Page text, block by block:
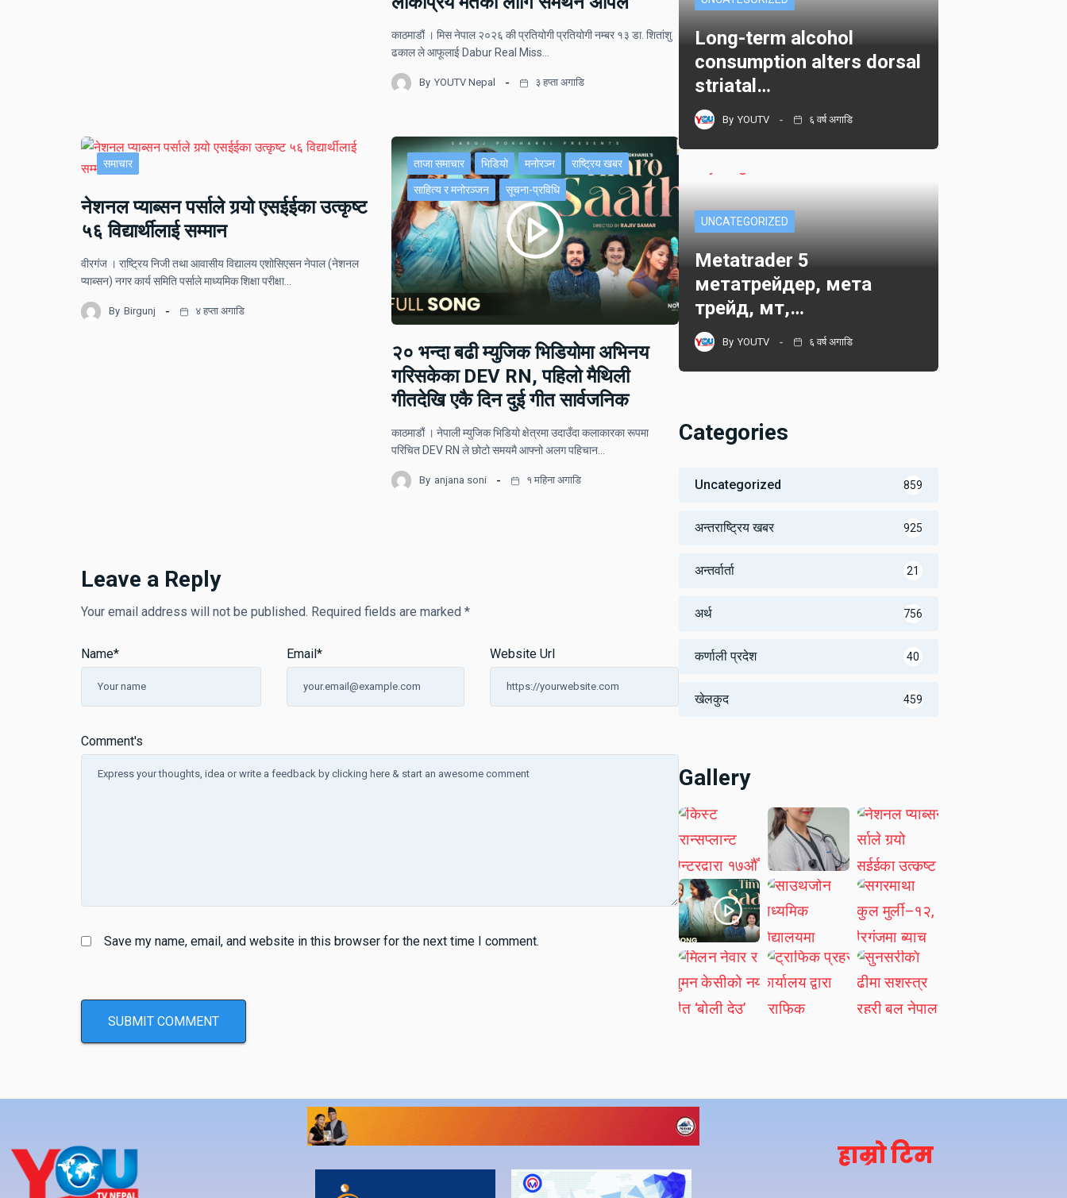
काठमाडौं । मिस नेपाल २०२६ की प्रतियोगी प्रतियोगी नम्बर १३ डा. शितांशु
ढकाल ले आफूलाई Dabur Real Miss…
By YOUTV Nepal ३ हप्ता अगाडि
समाचार
नेशनल प्याब्सन पर्साले गर्‍यो एसईईका उत्कृष्ट
५६ विद्यार्थीलाई सम्मान
वीरगंज । राष्ट्रिय निजी तथा आवासीय विद्यालय एशोसिएसन नेपाल (नेशनल
प्याब्सन) नगर कार्य समिति पर्साले माध्यमिक शिक्षा परीक्षा…
By Birgunj ४ हप्ता अगाडि
ताजा समाचार भिडियो मनोरञ्न राष्ट्रिय खबर
साहित्य र मनोरञ्जन सूचना-प्रविधि
२० भन्दा बढी म्युजिक भिडियोमा अभिनय
गरिसकेका DEV RN, पहिलो मैथिली
गीतदेखि एकै दिन दुई गीत सार्वजनिक
काठमाडौं । नेपाली म्युजिक भिडियो क्षेत्रमा उदाउँदा कलाकारका रूपमा
परिचित DEV RN ले छोटो समयमै आफ्नो अलग पहिचान…
By anjana soni १ महिना अगाडि
Leave a Reply
Your email address will not be published. Required fields are marked *
Comment's
Name* Email* Website Url
Save my name, email, and website in this browser for the next time I comment.
Long-term alcohol
consumption alters dorsal
striatal…
By YOUTV ६ वर्ष अगाडि
UNCATEGORIZED
Metatrader 5
метатрейдер, мета
трейд, мт,…
By YOUTV ६ वर्ष अगाडि
Categories
Uncategorized 859
अन्तराष्ट्रिय खबर 925
अन्तर्वार्ता 21
अर्थ 756
कर्णाली प्रदेश 40
खेलकुद 459
Gallery
हाम्रो टिम